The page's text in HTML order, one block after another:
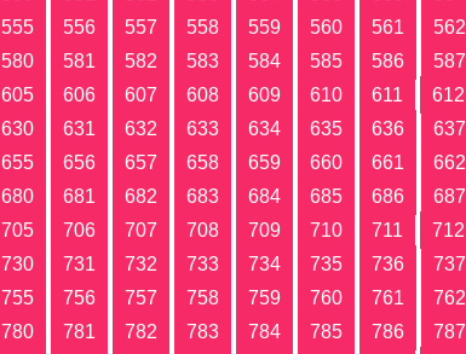
555 556 557 558 559 560 561 562
580 581 582 583 584 585 586 587
605 606 607 608 609 610 611 612
630 631 632 633 634 635 636 637
655 656 657 658 659 660 661 662
680 681 682 683 684 685 686 687
705 706 707 708 709 710 711 712
730 731 732 733 734 735 736 737
755 756 757 758 759 760 761 762
780 781 782 783 784 785 786 787